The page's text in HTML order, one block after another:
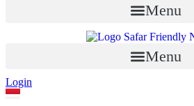
Menu
Menu
Login